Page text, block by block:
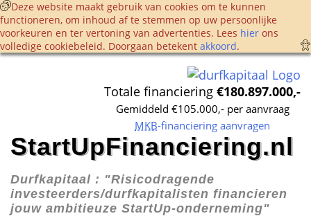
Deze website maakt gebruik van cookies om te kunnen
functioneren, om inhoud af te stemmen op uw persoonlijke
voorkeuren en ter vertoning van advertenties. Lees hier ons
volledige cookie­beleid. Doorgaan betekent akkoord.
Totale financiering €180.897.000,-
Gemiddeld €105.000,- per aanvraag
MKB-financiering aanvragen
StartUpFinanciering.nl
Durfkapitaal : "Risicodragende
investeerders/durfkapitalisten financieren
jouw ambitieuze StartUp-onderneming"